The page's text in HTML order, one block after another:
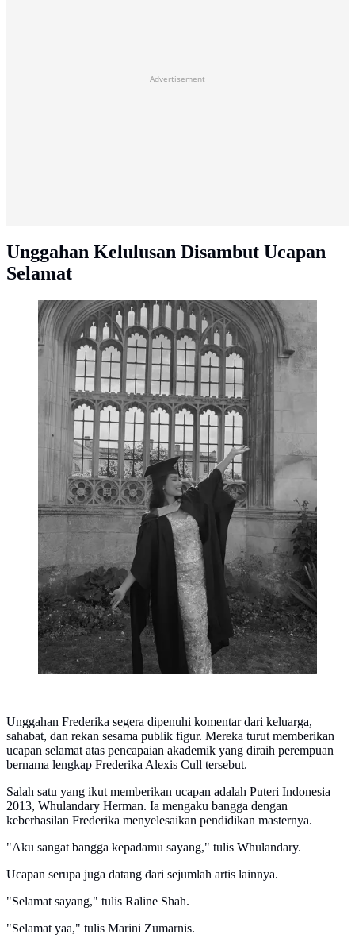
Advertisement
Unggahan Kelulusan Disambut Ucapan
Selamat
Frederika Cull memakai toga kelulusan master di
Cambrigde © instagram.com/frederikacull
Unggahan Frederika segera dipenuhi komentar dari keluarga,
sahabat, dan rekan sesama publik figur. Mereka turut memberikan
ucapan selamat atas pencapaian akademik yang diraih perempuan
bernama lengkap Frederika Alexis Cull tersebut.
Salah satu yang ikut memberikan ucapan adalah Puteri Indonesia
2013, Whulandary Herman. Ia mengaku bangga dengan
keberhasilan Frederika menyelesaikan pendidikan masternya.
"Aku sangat bangga kepadamu sayang," tulis Whulandary.
Ucapan serupa juga datang dari sejumlah artis lainnya.
"Selamat sayang," tulis Raline Shah.
"Selamat yaa," tulis Marini Zumarnis.